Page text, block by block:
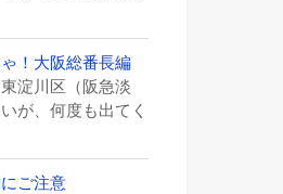
！大阪総番長編
淀川区（阪急淡
が、何度も出てく
ご注意